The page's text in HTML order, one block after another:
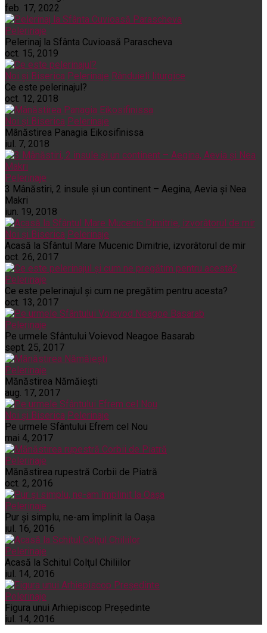
feb. 17, 2022
Pelerinaje
Pelerinaj la Sfânta Cuvioasă Parascheva
oct. 15, 2019
Noi și Biserica Pelerinaje Rânduieli liturgice
Ce este pelerinajul?
oct. 12, 2018
Noi și Biserica Pelerinaje
Mânăstirea Panagia Eikosifinissa
iul. 7, 2018
Pelerinaje
3 Mânăstiri, 2 insule și un continent – Aegina, Aevia și Nea
Makri
iun. 19, 2018
Noi și Biserica Pelerinaje
Acasă la Sfântul Mare Mucenic Dimitrie, izvorâtorul de mir
oct. 26, 2017
Pelerinaje
Ce este pelerinajul şi cum ne pregătim pentru acesta?
oct. 13, 2017
Pelerinaje
Pe urmele Sfântului Voievod Neagoe Basarab
sept. 25, 2017
Pelerinaje
Mănăstirea Nămăiești
aug. 17, 2017
Noi și Biserica Pelerinaje
Pe urmele Sfântului Efrem cel Nou
mai 4, 2017
Pelerinaje
Mănăstirea rupestră Corbii de Piatră
oct. 2, 2016
Pelerinaje
Pur şi simplu, ne-am împlinit la Oaşa
iul. 16, 2016
Pelerinaje
Acasă la Schitul Colţul Chiliilor
iul. 14, 2016
Pelerinaje
Figura unui Arhiepiscop Preşedinte
iul. 14, 2016